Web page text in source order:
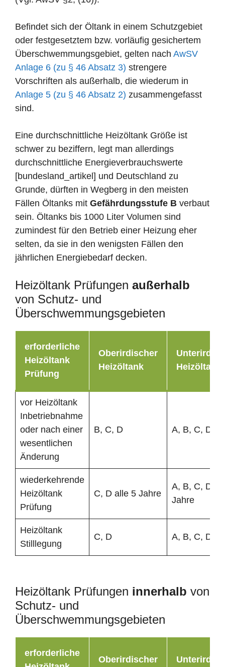
Befindet sich der Öltank in einem Schutzgebiet
oder festgesetztem bzw. vorläufig gesichertem
Überschwemmungsgebiet, gelten nach AwSV
Anlage 6 (zu § 46 Absatz 3) strengere
Vorschriften als außerhalb, die wiederum in
Anlage 5 (zu § 46 Absatz 2) zusammengefasst
sind.
Eine durchschnittliche Heizöltank Größe ist
schwer zu beziffern, legt man allerdings
durchschnittliche Energieverbrauchswerte
[bundesland_artikel] und Deutschland zu
Grunde, dürften in Wegberg in den meisten
Fällen Öltanks mit Gefährdungsstufe B verbaut
sein. Öltanks bis 1000 Liter Volumen sind
zumindest für den Betrieb einer Heizung eher
selten, da sie in den wenigsten Fällen den
jährlichen Energiebedarf decken.
Heizöltank Prüfungen außerhalb
von Schutz- und
Überschwemmungsgebieten
erforderliche
Heizöltank
Prüfung
Oberirdischer
Heizöltank
Heizöltank
vor Heizöltank
Inbetriebnahme
oder nach einer
wesentlichen
Änderung
B, C, D A, B, C, D
wiederkehrende
Heizöltank
Prüfung
C, D alle 5 Jahre
A, B, C, D
Jahre
Heizöltank
Stilllegung
C, D A, B, C, D
Heizöltank Prüfungen innerhalb von
Schutz- und
Überschwemmungsgebieten
erforderliche
Oberirdischer